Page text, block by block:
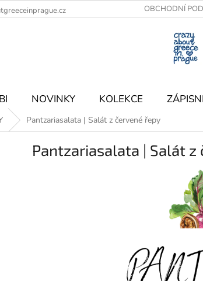
OBCHODNÍ
NOVINKY KOLEKCE
Pantzariasalata | Salát z červené řepy
Pantzariasalata | Salát z